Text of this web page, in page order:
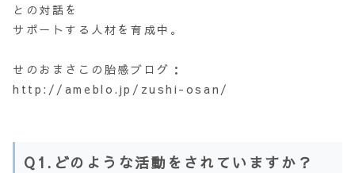
との対話を
サポートする人材を育成中。
せのおまさこの胎感ブログ：
http://ameblo.jp/zushi-osan/
Q1.どのような活動をされていますか？